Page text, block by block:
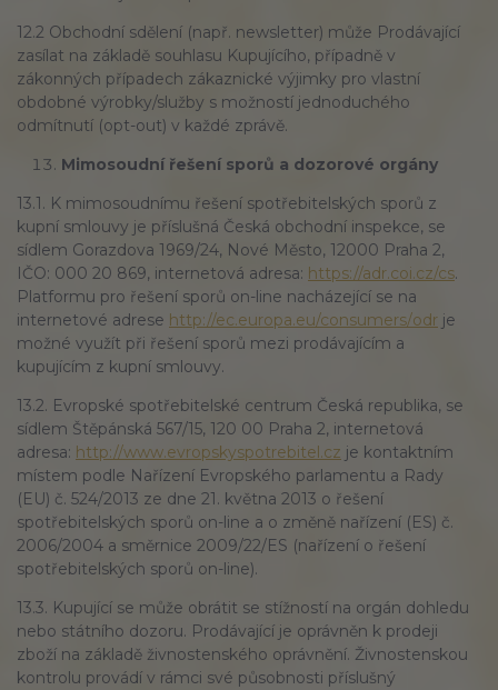
12.2 Obchodní sdělení (např. newsletter) může Prodávající
zasílat na základě souhlasu Kupujícího, případně v
zákonných případech zákaznické výjimky pro vlastní
obdobné výrobky/služby s možností jednoduchého
odmítnutí (opt-out) v každé zprávě.
Mimosoudní řešení sporů a dozorové orgány
13.1. K mimosoudnímu řešení spotřebitelských sporů z
kupní smlouvy je příslušná Česká obchodní inspekce, se
sídlem Gorazdova 1969/24, Nové Město, 12000 Praha 2,
IČO: 000 20 869, internetová adresa: https://adr.coi.cz/cs.
Platformu pro řešení sporů on-line nacházející se na
internetové adrese http://ec.europa.eu/consumers/odr je
možné využít při řešení sporů mezi prodávajícím a
kupujícím z kupní smlouvy.
13.2. Evropské spotřebitelské centrum Česká republika, se
sídlem Štěpánská 567/15, 120 00 Praha 2, internetová
adresa: http://www.evropskyspotrebitel.cz je kontaktním
místem podle Nařízení Evropského parlamentu a Rady
(EU) č. 524/2013 ze dne 21. května 2013 o řešení
spotřebitelských sporů on-line a o změně nařízení (ES) č.
2006/2004 a směrnice 2009/22/ES (nařízení o řešení
spotřebitelských sporů on-line).
13.3. Kupující se může obrátit se stížností na orgán dohledu
nebo státního dozoru. Prodávající je oprávněn k prodeji
zboží na základě živnostenského oprávnění. Živnostenskou
kontrolu provádí v rámci své působnosti příslušný